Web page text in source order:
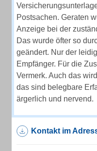
Postsachen. Geraten
Anzeige bei der
Das wurde öfter so
geändert. Nur der
Empfänger. Für die
Vermerk. Auch das
das sind belegbare
ärgerlich und nervend.
Kontakt im